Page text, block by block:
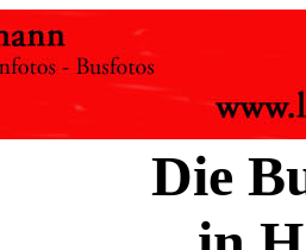
Die